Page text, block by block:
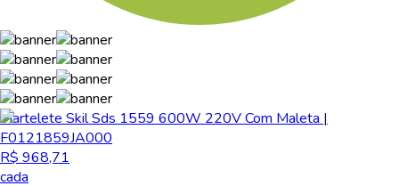
Martelete Skil Sds 1559 600W 220V Com Maleta |
F0121859JA000
R$ 968,71
cada